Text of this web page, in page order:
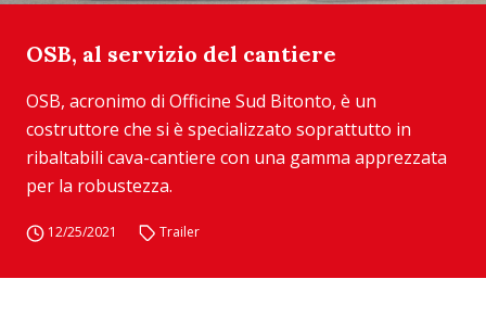
OSB, al servizio del cantiere
OSB, acronimo di Officine Sud Bitonto, è un
costruttore che si è specializzato soprattutto in
ribaltabili cava-cantiere con una gamma apprezzata
per la robustezza.
12/25/2021 Trailer